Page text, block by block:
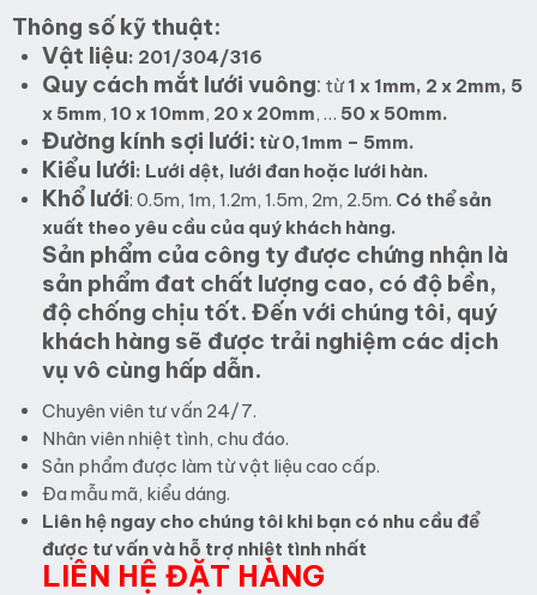
Thông số kỹ thuật:
Vật liệu: 201/304/316
Quy cách mắt lưới vuông: từ1 x 1mm, 2 x 2mm, 5
x 5mm, 10 x 10mm, 20 x 20mm, … 50 x 50mm.
Đường kính sợi lưới: từ 0,1mm – 5mm.
Kiểu lưới: Lưới dệt, lưới đan hoặc lưới hàn.
Khổ lưới: 0.5m, 1m, 1.2m, 1.5m, 2m, 2.5m. Có thể sản
xuất theo yêu cầu của quý khách hàng.
Sản phẩm của công ty được chứng nhận là
sản phẩm đat chất lượng cao, có độ bền,
độ chống chịu tốt. Đến với chúng tôi, quý
khách hàng sẽ được trải nghiệm các dịch
vụ vô cùng hấp dẫn.
Chuyên viên tư vấn 24/7.
Nhân viên nhiệt tình, chu đáo.
Sản phẩm được làm từ vật liệu cao cấp.
Đa mẫu mã, kiểu dáng.
Liên hệ ngay cho chúng tôi khi bạn có nhu cầu để
được tư vấn và hỗ trợ nhiệt tình nhất
LIÊN HỆ ĐẶT HÀNG